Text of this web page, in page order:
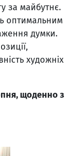
за майбутнє.
оптимальним
думки.
художніх
щоденно з